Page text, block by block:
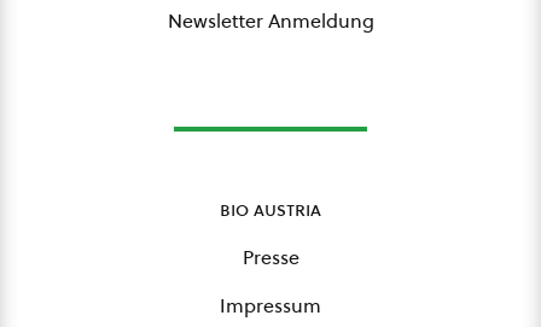
Newsletter Anmeldung
bio austria
Presse
Impressum